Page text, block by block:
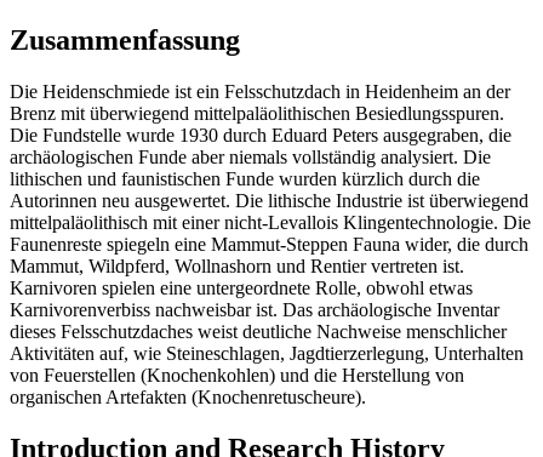
Zusammenfassung
Die Heidenschmiede ist ein Felsschutzdach in Heidenheim an der
Brenz mit überwiegend mittelpaläolithischen Besiedlungsspuren.
Die Fundstelle wurde 1930 durch Eduard Peters ausgegraben, die
archäologischen Funde aber niemals vollständig analysiert. Die
lithischen und faunistischen Funde wurden kürzlich durch die
Autorinnen neu ausgewertet. Die lithische Industrie ist überwiegend
mittelpaläolithisch mit einer nicht-Levallois Klingentechnologie. Die
Faunenreste spiegeln eine Mammut-Steppen Fauna wider, die durch
Mammut, Wildpferd, Wollnashorn und Rentier vertreten ist.
Karnivoren spielen eine untergeordnete Rolle, obwohl etwas
Karnivorenverbiss nachweisbar ist. Das archäologische Inventar
dieses Felsschutzdaches weist deutliche Nachweise menschlicher
Aktivitäten auf, wie Steineschlagen, Jagdtierzerlegung, Unterhalten
von Feuerstellen (Knochenkohlen) und die Herstellung von
organischen Artefakten (Knochenretuscheure).
Introduction and Research History